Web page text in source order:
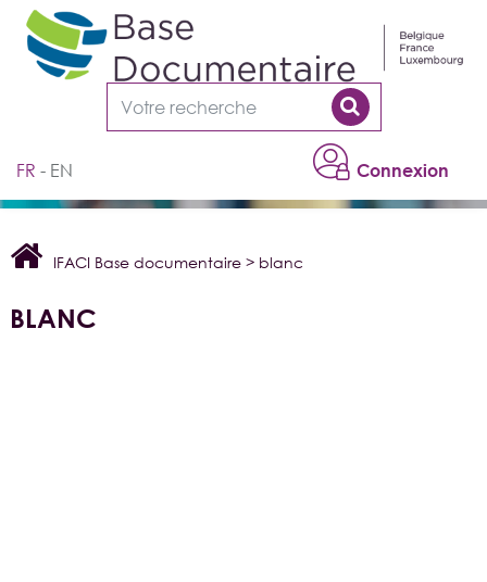
Connexion
FR EN
IFACI Base documentaire > blanc
BLANC
Cookies management panel